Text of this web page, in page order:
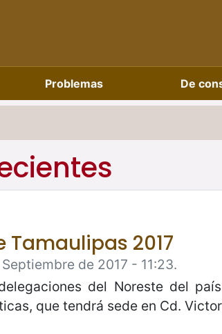
Problemas De
Tamaulipas 2017
de 2017 - 11:23.
del Noreste del
que tendrá sede en Cd.